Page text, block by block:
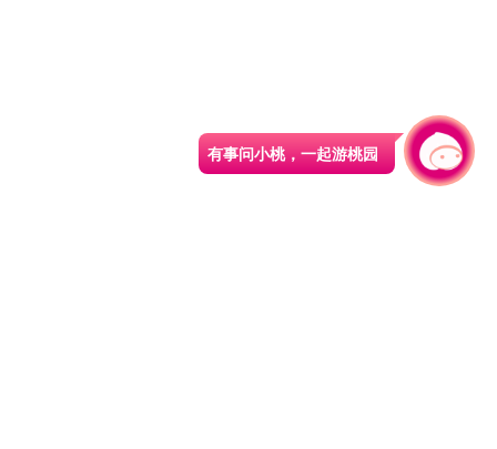
有事问小桃，一起游桃园